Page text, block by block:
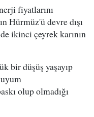
fiyatlarını
Hürmüz'ü devre dışı
ikinci çeyrek karının
bir düşüş yaşayıp
uyum
olup olmadığı